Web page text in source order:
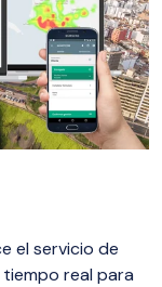
el servicio de
real para